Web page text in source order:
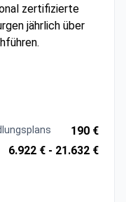
zertifizierte
jährlich über
Operationen
für Gelenkersatz
Eingriffe an
mit
190 €
6.922 € - 21.632 €